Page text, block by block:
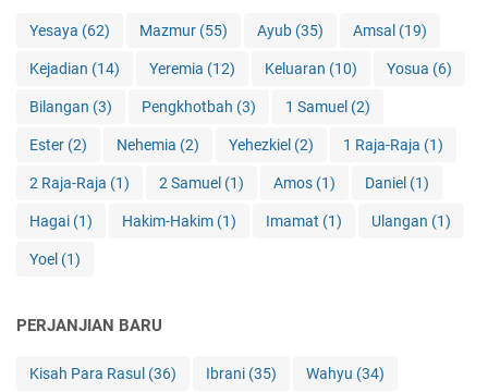
Yesaya (62) Mazmur (55) Ayub (35) Amsal (19)
Kejadian (14) Yeremia (12) Keluaran (10) Yosua (6)
Bilangan (3) Pengkhotbah (3) 1 Samuel (2)
Ester (2) Nehemia (2) Yehezkiel (2) 1 Raja-Raja (1)
2 Raja-Raja (1) 2 Samuel (1) Amos (1) Daniel (1)
Hagai (1) Hakim-Hakim (1) Imamat (1) Ulangan (1)
Yoel (1)
PERJANJIAN BARU
Kisah Para Rasul (36) Ibrani (35) Wahyu (34)